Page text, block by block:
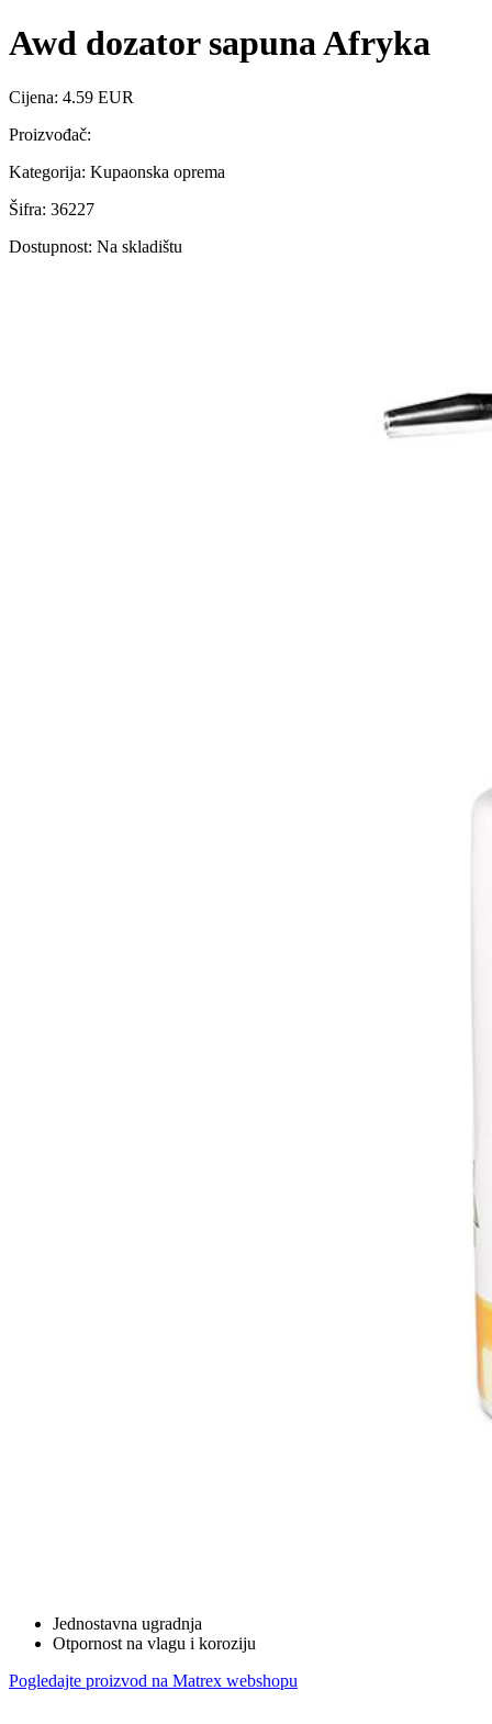
Awd dozator sapuna Afryka
Cijena: 4.59 EUR
Proizvođač:
Kategorija: Kupaonska oprema
Šifra: 36227
Dostupnost: Na skladištu
Jednostavna ugradnja
Otpornost na vlagu i koroziju
Pogledajte proizvod na Matrex webshopu